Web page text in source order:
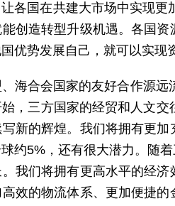
各国在共建大市场中实现更
创造转型升级机遇。各国
优势发展自己，就可以实
海合会国家的友好合作源
，三方国家的经贸和人文
新的辉煌。我们将拥有更
约5%，还有很大潜力。随
我们将拥有更高水平的经
效的物流体系、更加便捷